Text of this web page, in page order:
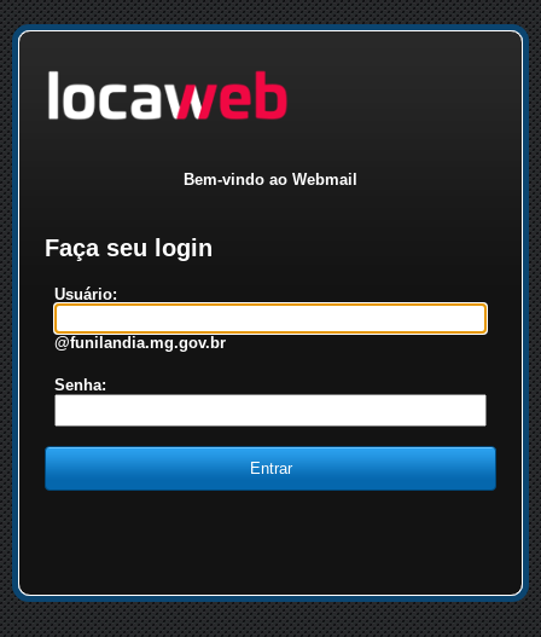
Bem-vindo ao Webmail
Faça seu login
Usuário:
@funilandia.mg.gov.br
Senha: